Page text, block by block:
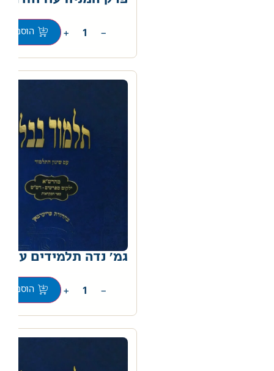
−
+ הוספה
גמ' נדה תלמידים עוז
−
+ הוספה